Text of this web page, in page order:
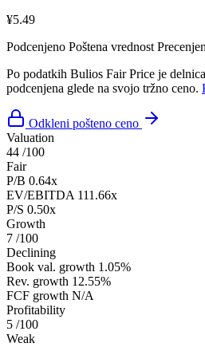
¥5.49
Podcenjeno Poštena vrednost
Po podatkih Bulios Fair Price je
podcenjena glede na svojo tržno ceno.
Odkleni pošteno ceno
Valuation
44 /100
Fair
P/B 0.64x
EV/EBITDA 111.66x
P/S 0.50x
Growth
7 /100
Declining
Book val. growth 1.05%
Rev. growth 12.55%
FCF growth N/A
Profitability
5 /100
Weak